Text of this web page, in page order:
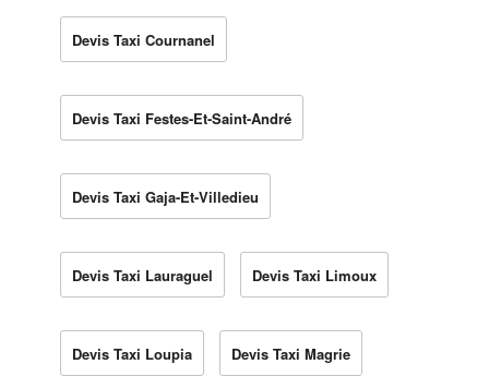
Devis Taxi Cournanel
Devis Taxi Festes-Et-Saint-André
Devis Taxi Gaja-Et-Villedieu
Devis Taxi Lauraguel Devis Taxi Limoux
Devis Taxi Loupia Devis Taxi Magrie